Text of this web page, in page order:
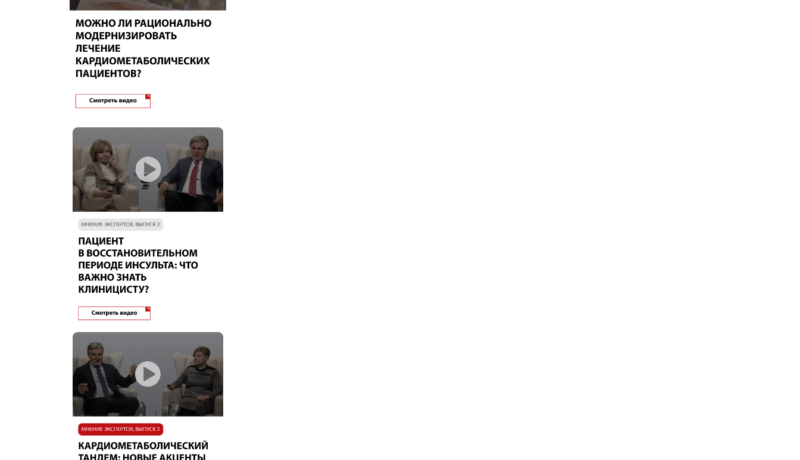
Пульмонология, фтизиатрия
Реабилитология
Ревматология
Сексология
Сомнология
Стоматология
Терапия
Травматология и ортопедия
Трансплантология
Урология
Фармация
Флебология
Фтизиатрия
Хирургия
Эндокринология
Эпидемиология